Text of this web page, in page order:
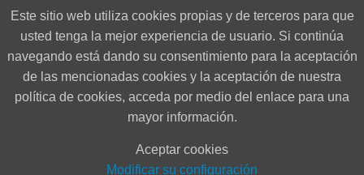
Este sitio web utiliza cookies propias y de terceros para que
usted tenga la mejor experiencia de usuario. Si continúa
navegando está dando su consentimiento para la aceptación
de las mencionadas cookies y la aceptación de nuestra
política de cookies, acceda por medio del enlace para una
mayor información.
Aceptar cookies
Modificar su configuración